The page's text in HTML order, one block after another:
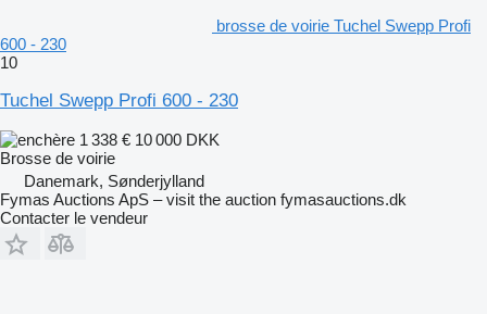
brosse de voirie Tuchel Swepp Profi
600 - 230
10
Tuchel Swepp Profi 600 - 230
1 338 € 10 000 DKK
Brosse de voirie
Danemark, Sønderjylland
Fymas Auctions ApS – visit the auction fymasauctions.dk
Contacter le vendeur